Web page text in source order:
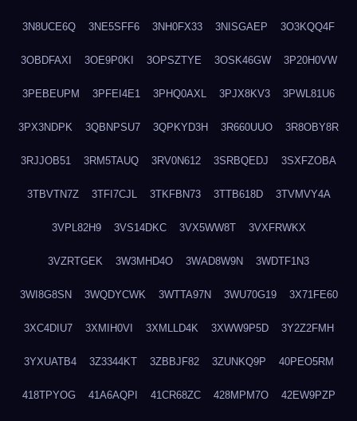
3N8UCE6Q 3NE5SFF6 3NH0FX33 3NISGAEP 3O3KQQ4F
3OBDFAXI 3OE9P0KI 3OPSZTYE 3OSK46GW 3P20H0VW
3PEBEUPM 3PFEI4E1 3PHQ0AXL 3PJX8KV3 3PWL81U6
3PX3NDPK 3QBNPSU7 3QPKYD3H 3R660UUO 3R8OBY8R
3RJJOB51 3RM5TAUQ 3RV0N612 3SRBQEDJ 3SXFZOBA
3TBVTN7Z 3TFI7CJL 3TKFBN73 3TTB618D 3TVMVY4A
3VPL82H9 3VS14DKC 3VX5WW8T 3VXFRWKX
3VZRTGEK 3W3MHD4O 3WAD8W9N 3WDTF1N3
3WI8G8SN 3WQDYCWK 3WTTA97N 3WU70G19 3X71FE60
3XC4DIU7 3XMIH0VI 3XMLLD4K 3XWW9P5D 3Y2Z2FMH
3YXUATB4 3Z3344KT 3ZBBJF82 3ZUNKQ9P 40PEO5RM
418TPYOG 41A6AQPI 41CR68ZC 428MPM7O 42EW9PZP